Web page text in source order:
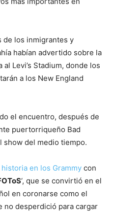
de los inmigrantes y
habían advertido sobre la
Levi’s Stadium, donde los
a los New England
el encuentro, después de
puertorriqueño Bad
show del medio tiempo.
en los Grammy con
‘, que se convirtió en el
en coronarse como el
no desperdició para cargar